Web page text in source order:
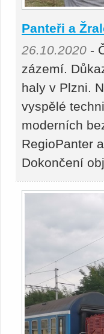
Panteři a
26.10.2020 -
zázemí.
haly v Plzni.
vyspělé
moderních
RegioPanter
Dokončení